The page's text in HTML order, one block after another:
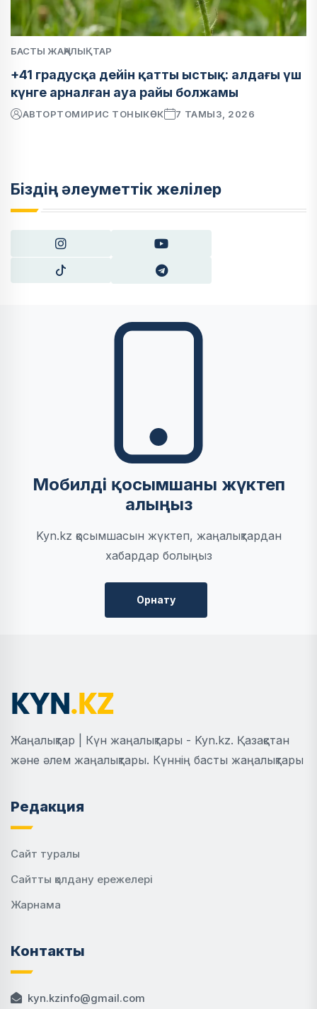
БАСТЫ ЖАҢАЛЫҚТАР
+41 градусқа дейін қатты ыстық: алдағы үш
күнге арналған ауа райы болжамы
АВТОРТОМИРИС ТОНЫКӨК 7 ТАМЫЗ, 2026
Біздің әлеуметтік желілер
Мобилді қосымшаны жүктеп
алыңыз
Kyn.kz қосымшасын жүктеп, жаңалықтардан
хабардар болыңыз
Орнату
Жаңалықтар | Күн жаңалықтары - Kyn.kz. Қазақстан
және әлем жаңалықтары. Күннің басты жаңалықтары
Редакция
Сайт туралы
Сайтты қолдану ережелері
Жарнама
Контакты
kyn.kzinfo@gmail.com